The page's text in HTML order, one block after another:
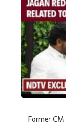
Former